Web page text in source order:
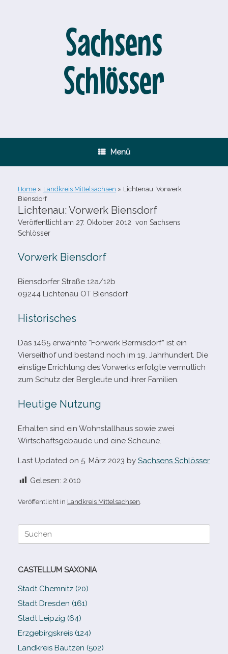
Sachsens
Schlösser
Menü
Home » Landkreis Mittelsachsen » Lichtenau: Vorwerk
Biensdorf
Lichtenau: Vorwerk Biensdorf
Veröffentlicht am 27. Oktober 2012 von Sachsens
Schlösser
Vorwerk Biensdorf
Biensdorfer Straße 12a/​12b
09244 Lichtenau OT Biensdorf
Historisches
Das 1465 erwähnte “Forwerk Bermisdorf” ist ein
Vierseithof und bestand noch im 19. Jahrhundert. Die
eins­tige Errichtung des Vorwerks erfolgte ver­mut­lich
zum Schutz der Bergleute und ihrer Familien.
Heutige Nutzung
Erhalten sind ein Wohnstallhaus sowie zwei
Wirtschaftsgebäude und eine Scheune.
Last Updated on 5. März 2023 by Sachsens Schlösser
Gelesen: 2.010
Veröffentlicht in Landkreis Mittelsachsen
Suche
CASTELLUM SAXONIA
Stadt Chemnitz (20)
Stadt Dresden (161)
Stadt Leipzig (64)
Erzgebirgskreis (124)
Landkreis Bautzen (502)